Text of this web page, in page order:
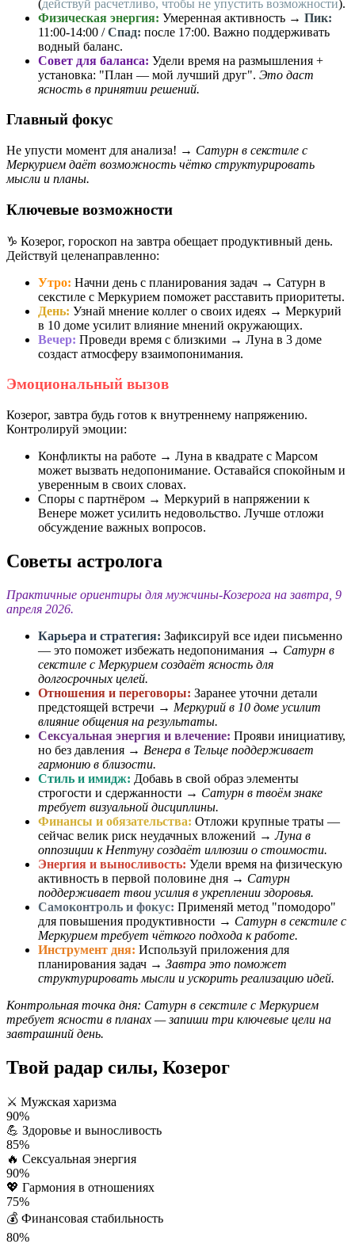
(действуй расчетливо, чтобы не упустить возможности).
Физическая энергия: Умеренная активность → Пик:
11:00-14:00 /Спад: после 17:00. Важно поддерживать
водный баланс.
Совет для баланса: Удели время на размышления +
установка: "План — мой лучший друг". Это даст
ясность в принятии решений.
Главный фокус
Не упусти момент для анализа! → Сатурн в секстиле с
Меркурием даёт возможность чётко структурировать
мысли и планы.
Ключевые возможности
♑️ Козерог, гороскоп на завтра обещает продуктивный день.
Действуй целенаправленно:
Утро: Начни день с планирования задач → Сатурн в
секстиле с Меркурием поможет расставить приоритеты.
День: Узнай мнение коллег о своих идеях → Меркурий
в 10 доме усилит влияние мнений окружающих.
Вечер: Проведи время с близкими → Луна в 3 доме
создаст атмосферу взаимопонимания.
Эмоциональный вызов
Козерог, завтра будь готов к внутреннему напряжению.
Контролируй эмоции:
Конфликты на работе → Луна в квадрате с Марсом
может вызвать недопонимание. Оставайся спокойным и
уверенным в своих словах.
Споры с партнёром → Меркурий в напряжении к
Венере может усилить недовольство. Лучше отложи
обсуждение важных вопросов.
Советы астролога
Практичные ориентиры для мужчины-Козерога на завтра, 9
апреля 2026.
Карьера и стратегия: Зафиксируй все идеи письменно
— это поможет избежать недопонимания → Сатурн в
секстиле с Меркурием создаёт ясность для
долгосрочных целей.
Отношения и переговоры: Заранее уточни детали
предстоящей встречи → Меркурий в 10 доме усилит
влияние общения на результаты.
Сексуальная энергия и влечение: Прояви инициативу,
но без давления → Венера в Тельце поддерживает
гармонию в близости.
Стиль и имидж: Добавь в свой образ элементы
строгости и сдержанности → Сатурн в твоём знаке
требует визуальной дисциплины.
Финансы и обязательства: Отложи крупные траты —
сейчас велик риск неудачных вложений →Луна в
оппозиции к Нептуну создаёт иллюзии о стоимости.
Энергия и выносливость: Удели время на физическую
активность в первой половине дня → Сатурн
поддерживает твои усилия в укреплении здоровья.
Самоконтроль и фокус: Применяй метод "помодоро"
для повышения продуктивности → Сатурн в секстиле с
Меркурием требует чёткого подхода к работе.
Инструмент дня: Используй приложения для
планирования задач → Завтра это поможет
структурировать мысли и ускорить реализацию идей.
Контрольная точка дня: Сатурн в секстиле с Меркурием
требует ясности в планах — запиши три ключевые цели на
завтрашний день.
Твой радар силы, Козерог
⚔️ Мужская харизма
90%
💪 Здоровье и выносливость
85%
🔥 Сексуальная энергия
90%
💖 Гармония в отношениях
75%
💰 Финансовая стабильность
80%